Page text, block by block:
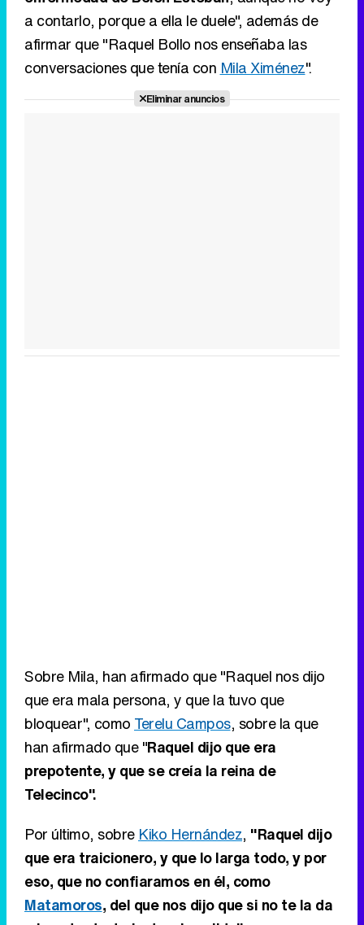
Telecinco".
Por último, sobreKiko Hernández,"Raquel dijo
que era traicionero, y que lo larga todo, y por
eso, que no confiaramos en él, como
Matamoros
Ver todos los comentarios (10)
RECOMENDAMOS